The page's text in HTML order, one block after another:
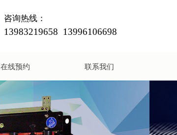
咨询热线：
13983219658 13996106698
在线预约 联系我们